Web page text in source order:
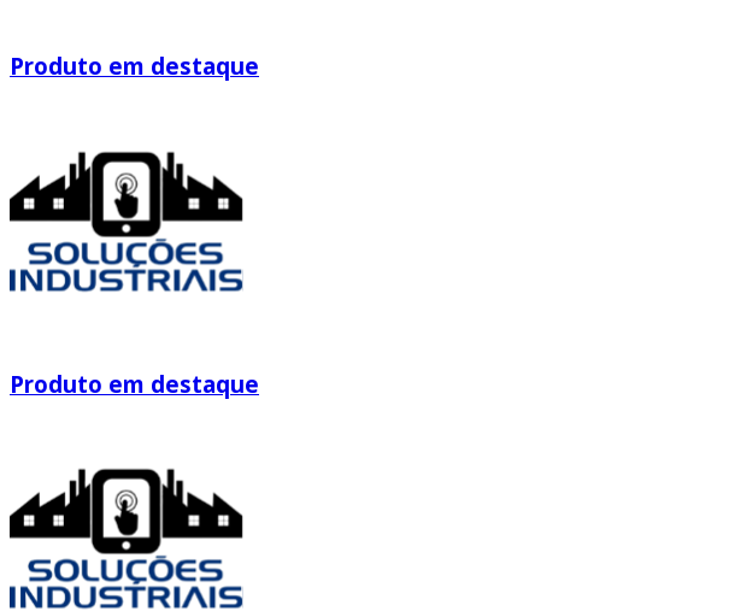
Produto em destaque
Produto em destaque